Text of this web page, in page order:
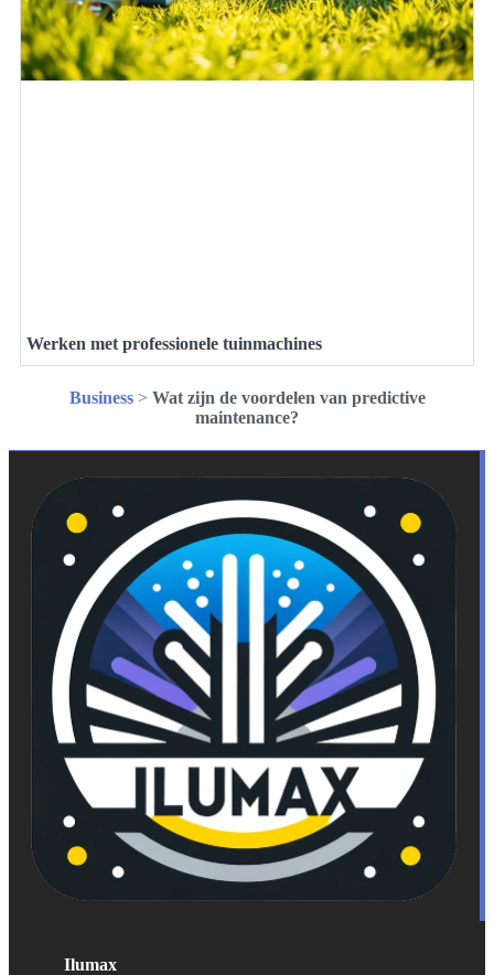
Werken met professionele tuinmachines
Business> Wat zijn de voordelen van predictive
maintenance?
Ilumax